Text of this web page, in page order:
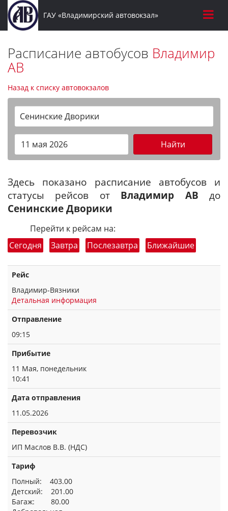
ГАУ «Владимирский автовокзал»
Расписание автобусов Владимир
АВ
Назад к списку автовокзалов
Сенинские Дворики
Найти
Здесь показано расписание автобусов и
статусы рейсов от Владимир АВ до
Сенинские Дворики
Перейти к рейсам на:
Сегодня
Завтра Послезавтра Ближайшие
Рейс
Владимир-Вязники
Детальная информация
Отправление
09:15
Прибытие
11 Мая, понедельник
10:41
Дата отправления
11.05.2026
Перевозчик
ИП Маслов В.В. (НДС)
Тариф
Полный: 403.00
Детский: 201.00
Багаж: 80.00